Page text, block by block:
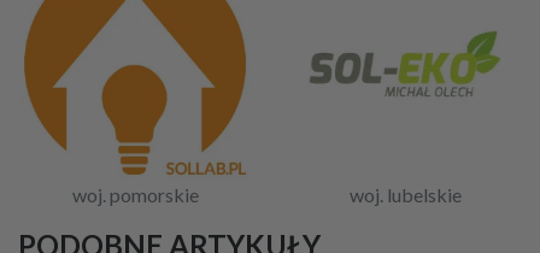
woj. pomorskie woj. lubelskie
PODOBNE ARTYKUŁY